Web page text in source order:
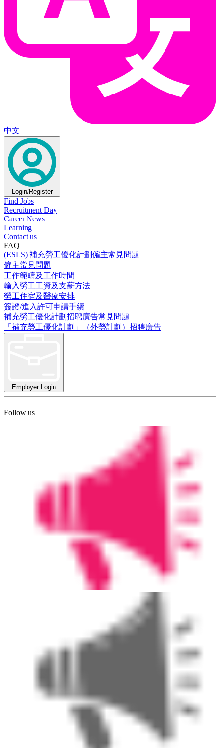
中文
Login/Register
Find Jobs
Recruitment Day
Career News
Learning
Contact us
FAQ
(ESLS) 補充勞工優化計劃僱主常見問題
僱主常見問題
工作範疇及工作時間
輸入勞工工資及支薪方法
勞工住宿及醫療安排
簽證/進入許可申請手續
補充勞工優化計劃招聘廣告常見問題
「補充勞工優化計劃」（外勞計劃）招聘廣告
Employer Login
Follow us